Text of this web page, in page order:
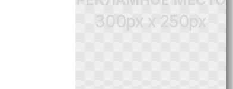
300px x 250px